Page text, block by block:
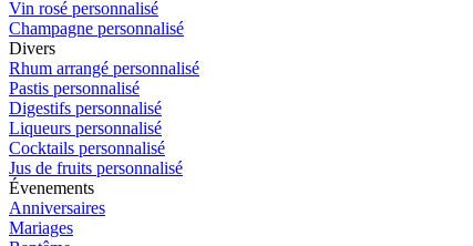
Vin rosé personnalisé
Champagne personnalisé
Divers
Rhum arrangé personnalisé
Pastis personnalisé
Digestifs personnalisé
Liqueurs personnalisé
Cocktails personnalisé
Jus de fruits personnalisé
Évenements
Anniversaires
Mariages